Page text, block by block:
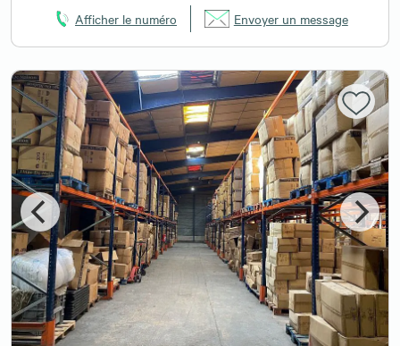
Afficher le numéro Envoyer un message